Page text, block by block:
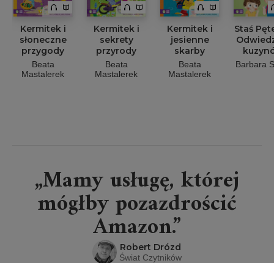
Kermitek i
słoneczne
przygody
Beata
Mastalerek
Kermitek i
sekrety
przyrody
Beata
Mastalerek
Kermitek i
jesienne
skarby
Beata
Mastalerek
Staś
Barbara
„Mamy usługę, której
mógłby pozazdrościć
Amazon.”
Robert Drózd
Świat Czytników